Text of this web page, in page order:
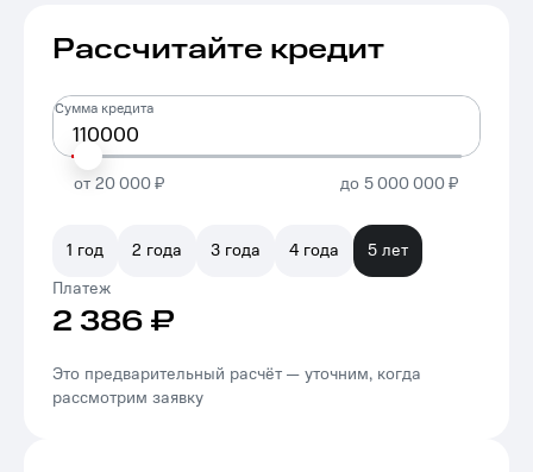
Рассчитайте кредит
Сумма кредита
от 20 000 ₽ до 5 000 000 ₽
1 год 2 года 3 года 4 года
5 лет
Платеж
2 386 ₽
Это предварительный расчёт — уточним, когда
рассмотрим заявку